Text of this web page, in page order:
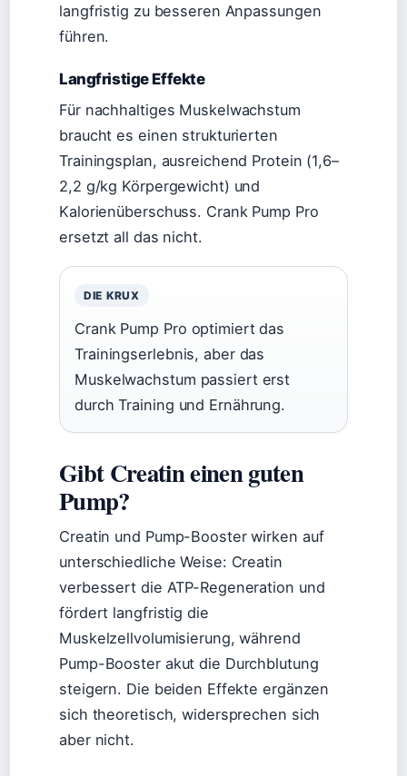
langfristig zu besseren Anpassungen
führen.
Langfristige Effekte
Für nachhaltiges Muskelwachstum
braucht es einen strukturierten
Trainingsplan, ausreichend Protein (1,6–
2,2 g/kg Körpergewicht) und
Kalorienüberschuss. Crank Pump Pro
ersetzt all das nicht.
DIE KRUX
Crank Pump Pro optimiert das
Trainingserlebnis, aber das
Muskelwachstum passiert erst
durch Training und Ernährung.
Gibt Creatin einen guten
Pump?
Creatin und Pump-Booster wirken auf
unterschiedliche Weise: Creatin
verbessert die ATP-Regeneration und
fördert langfristig die
Muskelzellvolumisierung, während
Pump-Booster akut die Durchblutung
steigern. Die beiden Effekte ergänzen
sich theoretisch, widersprechen sich
aber nicht.